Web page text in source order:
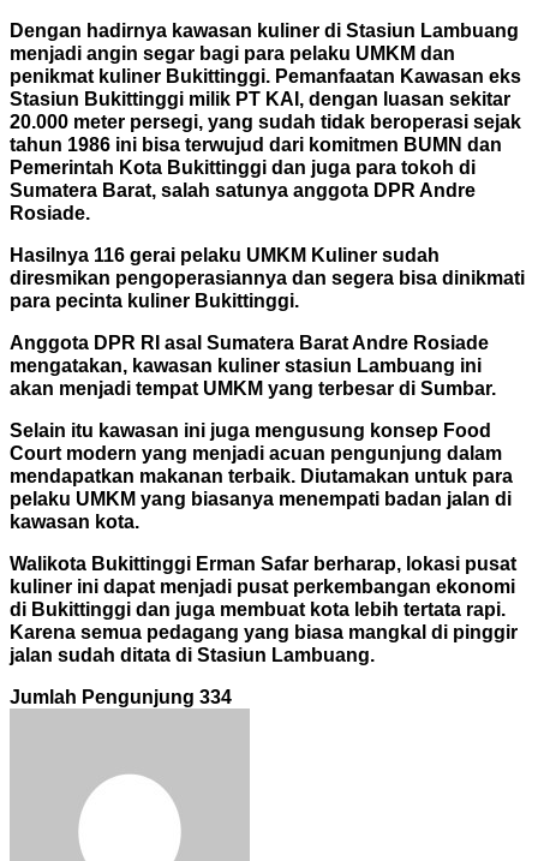
Dengan hadirnya kawasan kuliner di Stasiun Lambuang
menjadi angin segar bagi para pelaku UMKM dan
penikmat kuliner Bukittinggi. Pemanfaatan Kawasan eks
Stasiun Bukittinggi milik PT KAI, dengan luasan sekitar
20.000 meter persegi, yang sudah tidak beroperasi sejak
tahun 1986 ini bisa terwujud dari komitmen BUMN dan
Pemerintah Kota Bukittinggi dan juga para tokoh di
Sumatera Barat, salah satunya anggota DPR Andre
Rosiade.
Hasilnya 116 gerai pelaku UMKM Kuliner sudah
diresmikan pengoperasiannya dan segera bisa dinikmati
para pecinta kuliner Bukittinggi.
Anggota DPR RI asal Sumatera Barat Andre Rosiade
mengatakan, kawasan kuliner stasiun Lambuang ini
akan menjadi tempat UMKM yang terbesar di Sumbar.
Selain itu kawasan ini juga mengusung konsep Food
Court modern yang menjadi acuan pengunjung dalam
mendapatkan makanan terbaik. Diutamakan untuk para
pelaku UMKM yang biasanya menempati badan jalan di
kawasan kota.
Walikota Bukittinggi Erman Safar berharap, lokasi pusat
kuliner ini dapat menjadi pusat perkembangan ekonomi
di Bukittinggi dan juga membuat kota lebih tertata rapi.
Karena semua pedagang yang biasa mangkal di pinggir
jalan sudah ditata di Stasiun Lambuang.
Jumlah Pengunjung 334